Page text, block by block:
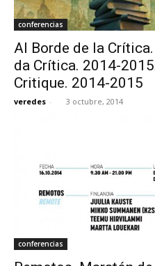
conferencias
Al Borde de la
da Crítica. 2014-
Critique. 2014-2015
veredes - 3 octubre, 2014
conferencias